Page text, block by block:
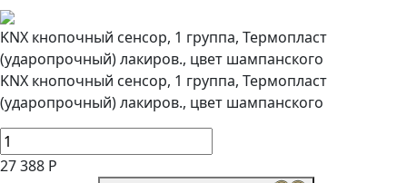
KNX кнопочный сенсор, 1 группа, Термопласт
(ударопрочный) лакиров., цвет шампанского
KNX кнопочный сенсор, 1 группа, Термопласт
(ударопрочный) лакиров., цвет шампанского
27 388 Р